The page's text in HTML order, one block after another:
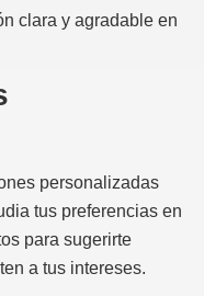
clara y agradable en
personalizadas
tus preferencias en
para sugerirte
a tus intereses.